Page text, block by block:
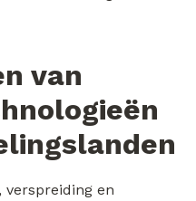
van
verspreiding en